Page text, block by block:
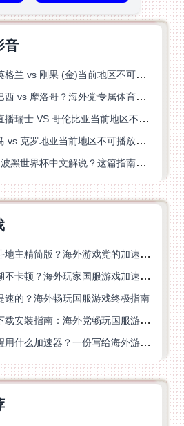
音
在海外看世界杯直播英格兰 vs 刚果 (金)当前地区不可播放？这篇指南帮你突破所有限制
在国外如何看世界杯巴西 vs 摩洛哥？海外党专属体育观赛指南来了
在国外看世界杯中文直播瑞士 VS 哥伦比亚当前地区不可播放？这篇指南帮你搞定
在国外看世界杯巴拿马 vs 克罗地亚当前地区不可播放？这篇指南帮你轻松解决海外体育直播难题
在国外怎么看瑞士 vs 波黑世界杯中文解说？这篇指南帮你搞定所有地区限制问题
巴西怎么玩边锋四人斗地主精简版？海外游戏党的加速器终极选择
巴西怎么玩新笑傲江湖不卡顿？海外玩家国服游戏加速终极指南（附猫和老鼠一梦江湖实测）
速的？海外畅玩国服游戏终极指南
足球世界国外加速器下载安装指南：海外党畅玩国服游戏的终极解决方案
国外玩合金弹头：觉醒用什么加速器？一份写给海外游子的畅玩指南